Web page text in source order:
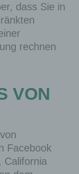
dass Sie in
rechnen
VON
Facebook
California